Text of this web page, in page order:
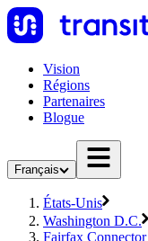
Vision
Régions
Partenaires
Blogue
Français
États-Unis
Washington D.C.
Fairfax Connector